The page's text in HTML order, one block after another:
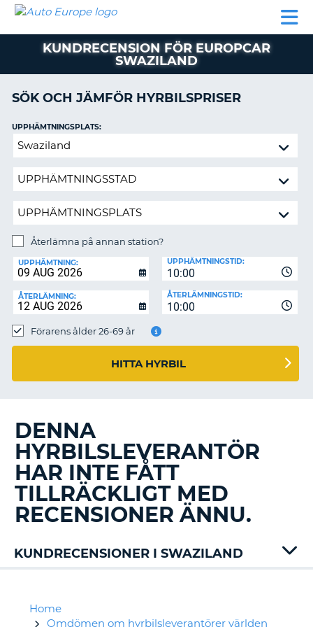
HYRBIL
HYRA
PARTNER
AUTO
EUROPE
HYRBIL
HYRA
HUSBIL
PARTNER
HJÄLP
BOKNING
KUNDRECENSION FÖR EUROPCAR
SWAZILAND
SÖK OCH JÄMFÖR HYRBILSPRISER
Återlämna
annan
UPPHÄMTNINGSPLATS:
Återlämna på annan station?
UPPHÄMTNING:
10:00
UPPHÄMTNINGSTID:
ÅTERLÄMNING:
10:00
ÅTERLÄMNINGSTID:
Förarens ålder 26-69 år
HITTA HYRBIL
DENNA
HYRBILSLEVERANTÖR
HAR INTE FÅTT
TILLRÄCKLIGT MED
RECENSIONER ÄNNU.
KUNDRECENSIONER I SWAZILAND
Home
Omdömen om hyrbilsleverantörer världen